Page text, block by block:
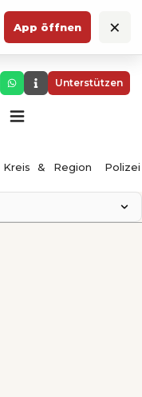
App öffnen ×
Unterstützen
Kreis & Region Polizei